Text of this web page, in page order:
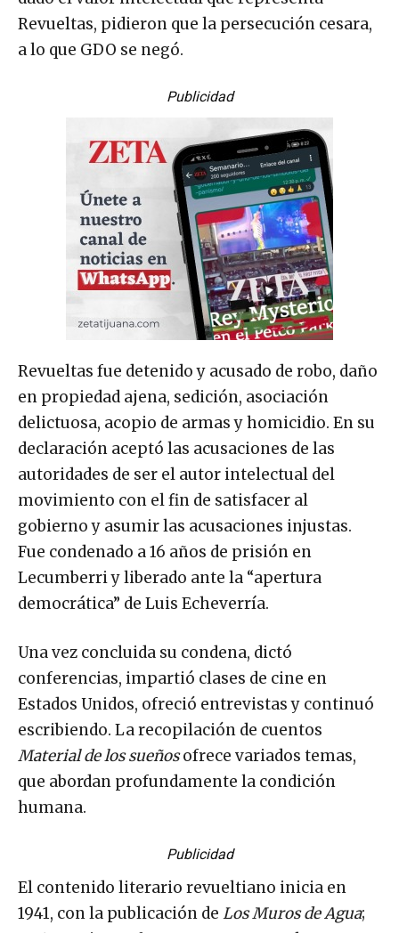
Revueltas, pidieron que la persecución cesara,
a lo que GDO se negó.
Publicidad
Revueltas fue detenido y acusado de robo, daño
en propiedad ajena, sedición, asociación
delictuosa, acopio de armas y homicidio. En su
declaración aceptó las acusaciones de las
autoridades de ser el autor intelectual del
movimiento con el fin de satisfacer al
gobierno y asumir las acusaciones injustas.
Fue condenado a 16 años de prisión en
Lecumberri y liberado ante la “apertura
democrática” de Luis Echeverría.
Una vez concluida su condena, dictó
conferencias, impartió clases de cine en
Estados Unidos, ofreció entrevistas y continuó
escribiendo. La recopilación de cuentos
Material de los sueñosofrece variados temas,
que abordan profundamente la condición
humana.
Publicidad
El contenido literario revueltiano inicia en
1941, con la publicación de Los Muros de Agua;